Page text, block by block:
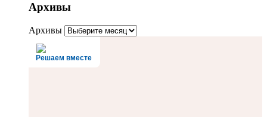
Архивы
Архивы
Решаем вместе